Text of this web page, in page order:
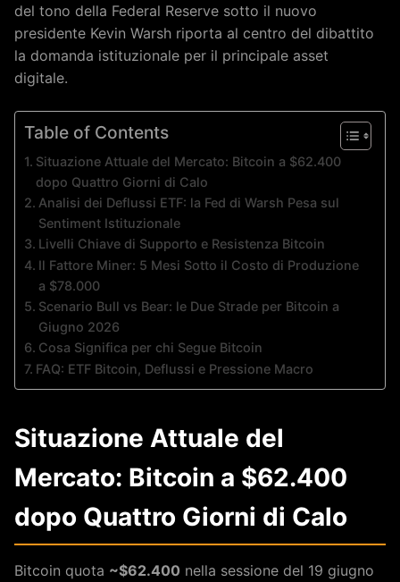
del tono della Federal Reserve sotto il nuovo
presidente Kevin Warsh riporta al centro del dibattito
la domanda istituzionale per il principale asset
digitale.
Table of Contents
Situazione Attuale del Mercato: Bitcoin a $62.400
dopo Quattro Giorni di Calo
Analisi dei Deflussi ETF: la Fed di Warsh Pesa sul
Sentiment Istituzionale
Livelli Chiave di Supporto e Resistenza Bitcoin
Il Fattore Miner: 5 Mesi Sotto il Costo di Produzione
a $78.000
Scenario Bull vs Bear: le Due Strade per Bitcoin a
Giugno 2026
Cosa Significa per chi Segue Bitcoin
FAQ: ETF Bitcoin, Deflussi e Pressione Macro
Situazione Attuale del
Mercato: Bitcoin a $62.400
dopo Quattro Giorni di Calo
Bitcoin quota ~$62.400 nella sessione del 19 giugno